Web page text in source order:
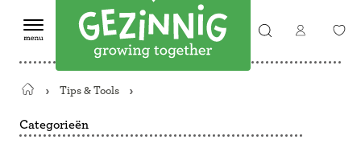
Terug
de
Tips & Tools
Categorieën